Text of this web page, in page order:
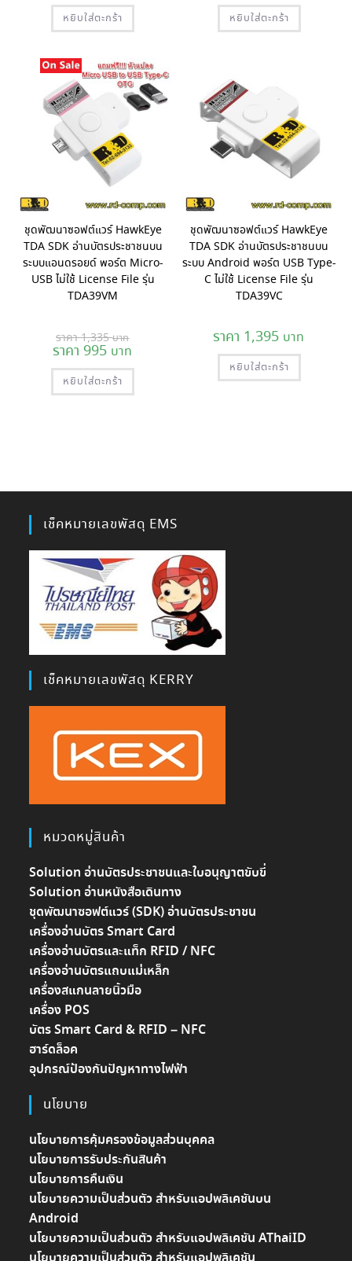
หยิบใส่ตะกร้า หยิบใส่ตะกร้า
ชุดพัฒนาซอฟต์แวร์ HawkEye
TDA SDK อ่านบัตรประชาชนบน
ระบบแอนดรอยด์ พอร์ต Micro-
USB ไม่ใช้ License File รุ่น
TDA39VM
1,335 Original
price
was:
1,335 ฿.
995
is:
หยิบใส่ตะกร้า
ชุดพัฒนาซอฟต์แวร์ HawkEye
TDA SDK อ่านบัตรประชาชนบน
ระบบ Android พอร์ต USB Type-
C ไม่ใช้ License File รุ่น
TDA39VC
1,395
หยิบใส่ตะกร้า
เช็คหมายเลขพัสดุ EMS
เช็คหมายเลขพัสดุ KERRY
หมวดหมู่สินค้า
Solution อ่านบัตรประชาชนและใบอนุญาตขับขี่
Solution อ่านหนังสือเดินทาง
ชุดพัฒนาซอฟต์แวร์ (SDK) อ่านบัตรประชาชน
เครื่องอ่านบัตร Smart Card
เครื่องอ่านบัตรและแท็ก RFID / NFC
เครื่องอ่านบัตรแถบแม่เหล็ก
เครื่องสแกนลายนิ้วมือ
เครื่อง POS
บัตร Smart Card & RFID – NFC
ฮาร์ดล็อค
อุปกรณ์ป้องกันปัญหาทางไฟฟ้า
นโยบาย
นโยบายการคุ้มครองข้อมูลส่วนบุคคล
นโยบายการรับประกันสินค้า
นโยบายการคืนเงิน
นโยบายความเป็นส่วนตัว สำหรับแอปพลิเคชันบน
Android
นโยบายความเป็นส่วนตัว สำหรับแอปพลิเคชัน AThaiID